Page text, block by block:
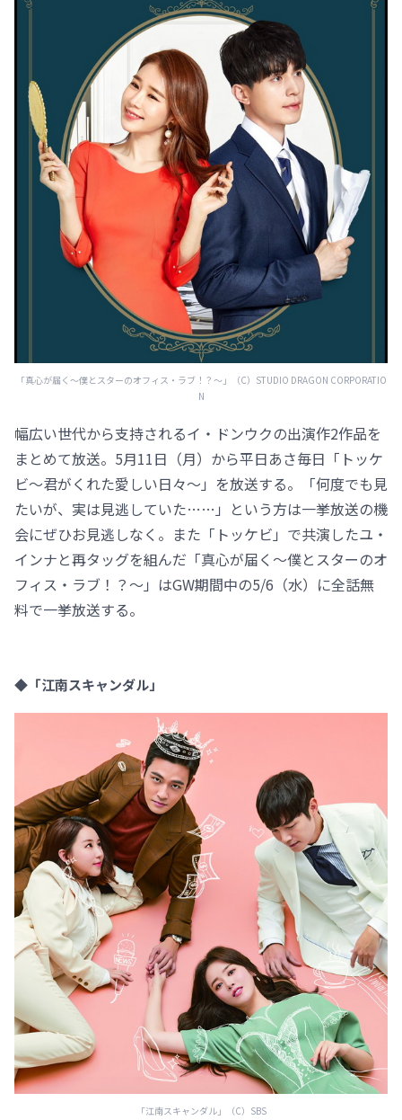
「真心が届く～僕とスターのオフィス・ラブ！？～」（C）STUDIO DRAGON CORPORATIO
N
幅広い世代から支持されるイ・ドンウクの出演作2作品を
まとめて放送。5月11日（月）から平日あさ毎日「トッケ
ビ～君がくれた愛しい日々～」を放送する。「何度でも見
たいが、実は見逃していた……」という方は一挙放送の機
会にぜひお見逃しなく。また「トッケビ」で共演したユ・
インナと再タッグを組んだ「真心が届く～僕とスターのオ
フィス・ラブ！？～」はGW期間中の5/6（水）に全話無
料で一挙放送する。
◆「江南スキャンダル」
「江南スキャンダル」（C）SBS